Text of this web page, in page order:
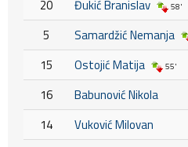
20 Đukić Branislav 58'
5 Samardžić Nemanja
15 Ostojić Matija 55'
16
Babunović Nikola
14
Vuković Milovan